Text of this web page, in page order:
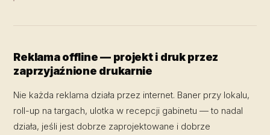
Reklama offline — projekt i druk przez
zaprzyjaźnione drukarnie
Nie każda reklama działa przez internet. Baner przy lokalu,
roll-up na targach, ulotka w recepcji gabinetu — to nadal
działa, jeśli jest dobrze zaprojektowane i dobrze